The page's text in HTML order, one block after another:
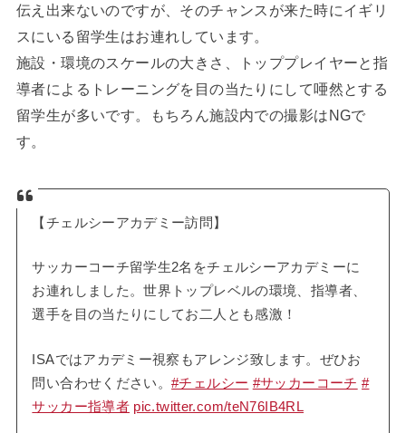
伝え出来ないのですが、そのチャンスが来た時にイギリ
スにいる留学生はお連れしています。
施設・環境のスケールの大きさ、トッププレイヤーと指
導者によるトレーニングを目の当たりにして唖然とする
留学生が多いです。もちろん施設内での撮影はNGで
す。
【チェルシーアカデミー訪問】
サッカーコーチ留学生2名をチェルシーアカデミーに
お連れしました。世界トップレベルの環境、指導者、
選手を目の当たりにしてお二人とも感激！
ISAではアカデミー視察もアレンジ致します。ぜひお
問い合わせください。#チェルシー #サッカーコーチ #
サッカー指導者 pic.twitter.com/teN76IB4RL